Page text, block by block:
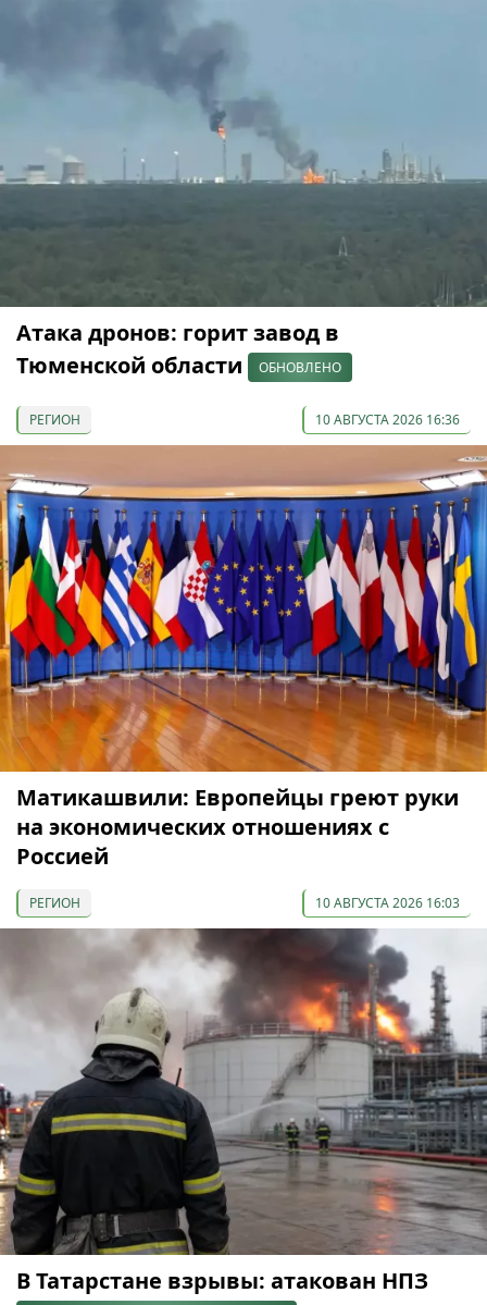
Атака дронов: горит завод в
Тюменской области
ОБНОВЛЕНО
РЕГИОН 10 АВГУСТА 2026 16:36
Матикашвили: Европейцы греют руки
на экономических отношениях с
Россией
РЕГИОН 10 АВГУСТА 2026 16:03
В Татарстане взрывы: атакован НПЗ